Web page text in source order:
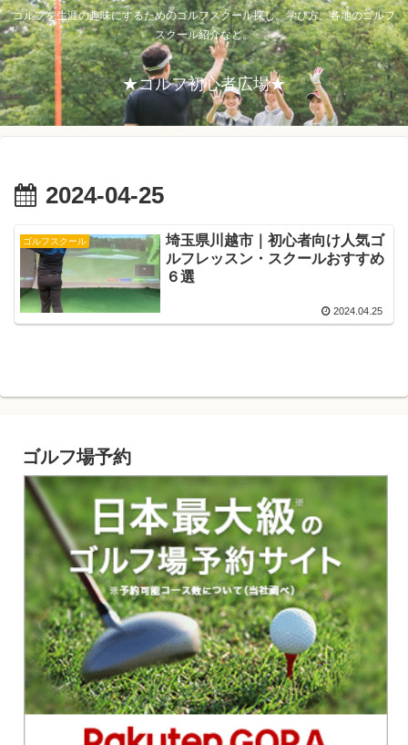
ゴルフを生涯の趣味にするためのゴルフスクール探し。学び方、各地のゴルフ
スクール紹介など。
★ゴルフ初心者広場★
2024-04-25
ゴルフスクール
埼玉県川越市｜初心者向け人気ゴ
ルフレッスン・スクールおすすめ
６選
2024.04.25
ゴルフ場予約